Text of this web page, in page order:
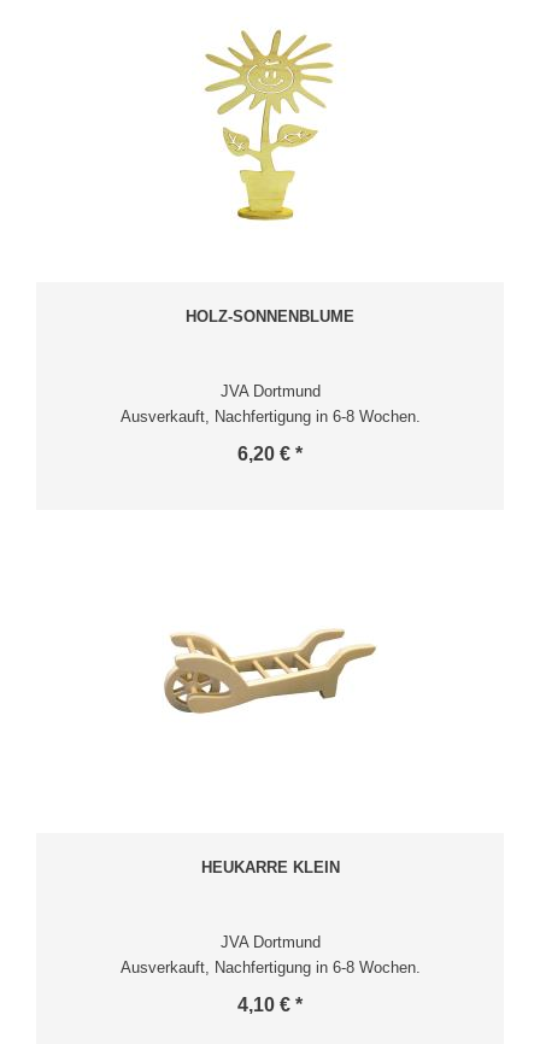
HOLZ-SONNENBLUME
JVA Dortmund
Ausverkauft, Nachfertigung in 6-8 Wochen.
6,20 € *
HEUKARRE KLEIN
JVA Dortmund
Ausverkauft, Nachfertigung in 6-8 Wochen.
4,10 € *